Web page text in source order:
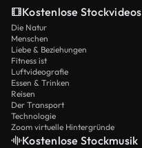
Kostenlose Stockvideos
Die Natur
Menschen
Liebe & Beziehungen
Fitness ist
Luftvideografie
Essen & Trinken
Reisen
Der Transport
Technologie
Zoom virtuelle Hintergründe
Kostenlose Stockmusik